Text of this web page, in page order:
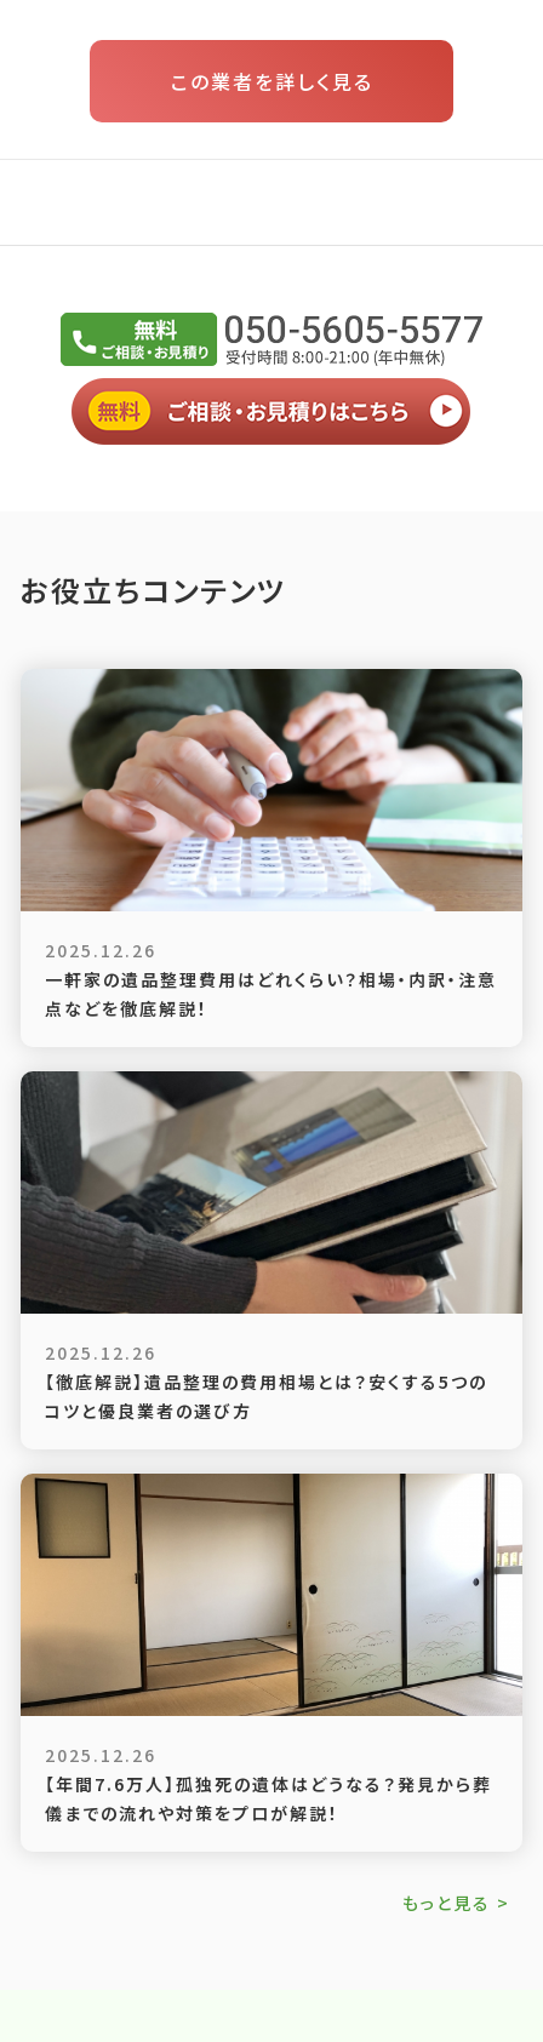
この業者を詳しく見る
お役立ちコンテンツ
2025.12.26
一軒家の遺品整理費用はどれくらい？相場・内訳・注意
点などを徹底解説！
2025.12.26
【徹底解説】遺品整理の費用相場とは？安くする5つの
コツと優良業者の選び方
2025.12.26
【年間7.6万人】孤独死の遺体はどうなる？発見から葬
儀までの流れや対策をプロが解説！
もっと見る >